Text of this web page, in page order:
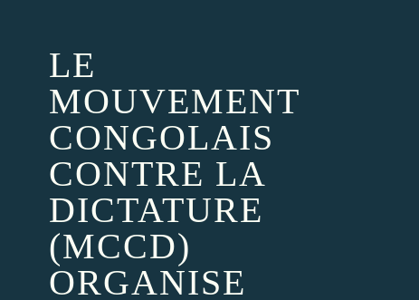
LE
MOUVEMENT
CONGOLAIS
CONTRE LA
DICTATURE
(MCCD)
ORGANISE